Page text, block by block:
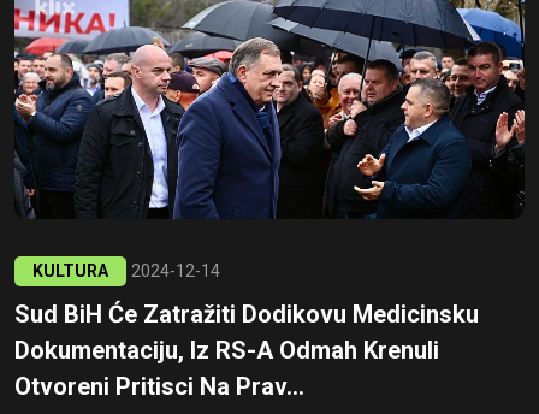
KULTURA 2024-12-14
Sud BiH Će Zatražiti Dodikovu Medicinsku
Dokumentaciju, Iz RS-A Odmah Krenuli
Otvoreni Pritisci Na Prav...